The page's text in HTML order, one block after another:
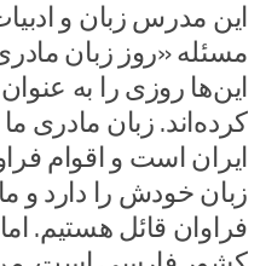
این مدرس زبان و
مسئله «روز زبان
این‌ها روزی را به
کرده‌اند. زبان مادری
ایران است و اقوام
زبان خودش را دارد و
فراوان قائل هستیم.